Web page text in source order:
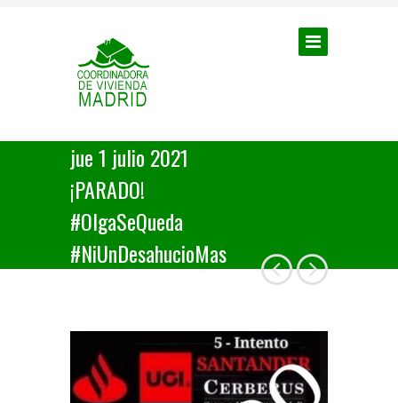
jue 1 julio 2021
¡PARADO!
#OlgaSeQueda
#NiUnDesahucioMas